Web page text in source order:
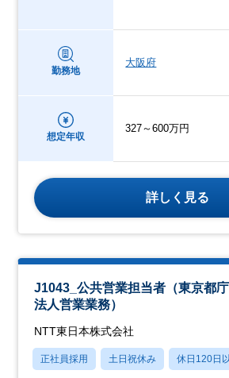
勤務地
大阪府
想定年収
327～600万円
詳しく見る
J1043_公共営業担当者（東京都
法人営業業務）
NTT東日本株式会社
正社員採用 土日祝休み 休日120日